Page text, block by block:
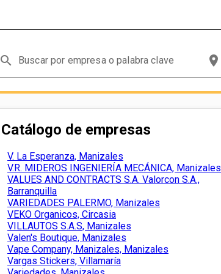
search place
Catálogo de empresas
V. La Esperanza, Manizales
V.R. MIDEROS INGENIERÍA MECÁNICA, Manizales
VALUES AND CONTRACTS S.A. Valorcon S.A.,
Barranquilla
VARIEDADES PALERMO, Manizales
VEKO Organicos, Circasia
VILLAUTOS S.A.S, Manizales
Valen's Boutique, Manizales
Vape Company, Manizales, Manizales
Vargas Stickers, Villamaría